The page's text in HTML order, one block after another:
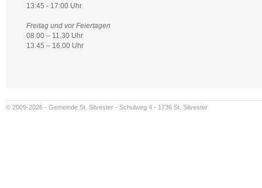
13:45 - 17:00 Uhr
Freitag und vor Feiertagen
08.00 – 11.30 Uhr
13.45 – 16.00 Uhr
© 2009-2026 - Gemeinde St. Silvester - Schulweg 4 - 1736 St. Silvester